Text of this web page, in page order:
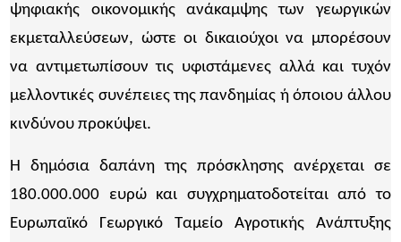
ψηφιακής οικονομικής ανάκαμψης των γεωργικών
εκμεταλλεύσεων, ώστε οι δικαιούχοι να μπορέσουν
να αντιμετωπίσουν τις υφιστάμενες αλλά και τυχόν
μελλοντικές συνέπειες της πανδημίας ή όποιου άλλου
κινδύνου προκύψει.
Η δημόσια δαπάνη της πρόσκλησης ανέρχεται σε
180.000.000 ευρώ και συγχρηματοδοτείται από το
Ευρωπαϊκό Γεωργικό Ταμείο Αγροτικής Ανάπτυξης